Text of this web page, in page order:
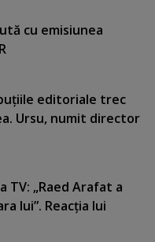
cu emisiunea
editoriale trec
Ursu, numit director
TV: „Raed Arafat a
lui”. Reacţia lui